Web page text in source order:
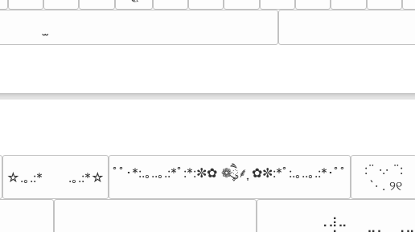
☆.｡.:*　　.｡.:*☆ ﾟﾟ･*:.｡..｡.:*ﾟ:*:✼✿ ❁ཻུ۪۪⸙͎ ✿✼:*ﾟ:.｡..｡.:*･ﾟﾟ
⠀:¨ ·.· ¨:⠀
⠀ `· . ୨୧⠀